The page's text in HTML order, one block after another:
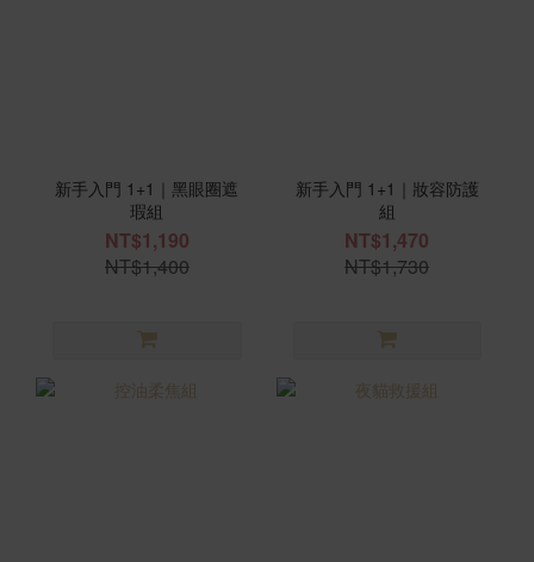
新手入門 1+1｜黑眼圈遮
瑕組
NT$1,190
NT$1,400
新手入門 1+1｜妝容防護
組
NT$1,470
NT$1,730